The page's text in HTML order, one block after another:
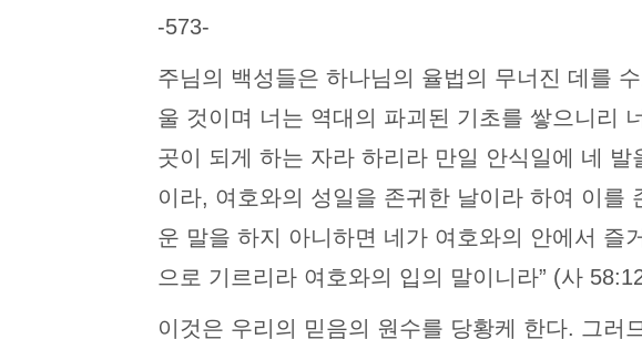
-573-
주님의 백성들은 하나님의 율법의 무너진 데를
울 것이며 너는 역대의 파괴된 기초를 쌓으니리
곳이 되게 하는 자라 하리라 만일 안식일에 네
이라, 여호와의 성일을 존귀한 날이라 하여 이를
운 말을 하지 아니하면 네가 여호와의 안에서 즐
으로 기르리라 여호와의 입의 말이니라” (사
이것은 우리의 믿음의 원수를 당황케 한다. 그러